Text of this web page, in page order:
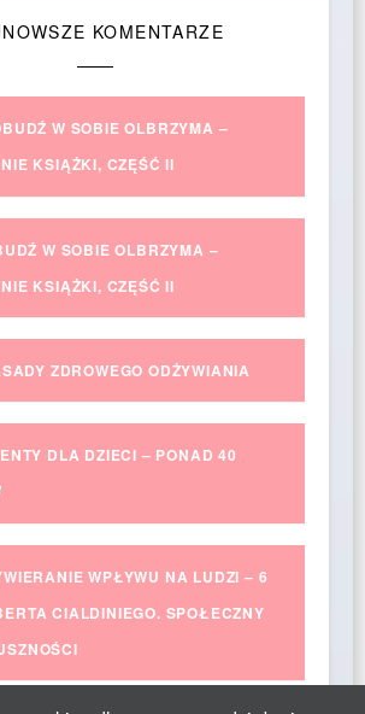
KOMENTARZE
W SOBIE OLBRZYMA –
KSIĄŻKI, CZĘŚĆ II
W SOBIE OLBRZYMA –
KSIĄŻKI, CZĘŚĆ II
ZDROWEGO ODŻYWIANIA
DLA DZIECI – PONAD 40
WPŁYWU NA LUDZI – 6
CIALDINIEGO. SPOŁECZNY